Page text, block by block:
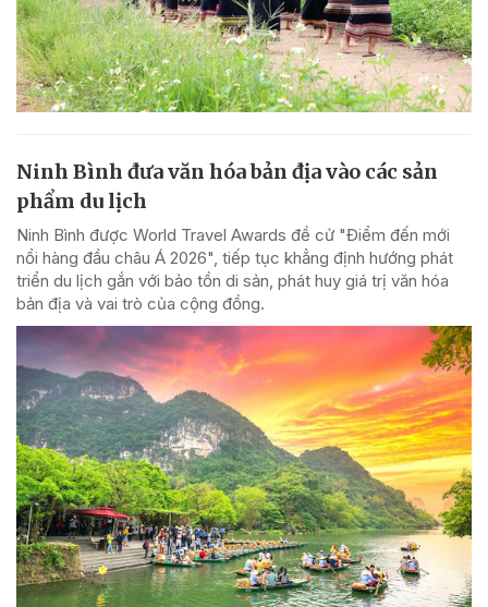
Ninh Bình đưa văn hóa bản địa vào các sản
phẩm du lịch
Ninh Bình được World Travel Awards đề cử "Điểm đến mới
nổi hàng đầu châu Á 2026", tiếp tục khẳng định hướng phát
triển du lịch gắn với bảo tồn di sản, phát huy giá trị văn hóa
bản địa và vai trò của cộng đồng.